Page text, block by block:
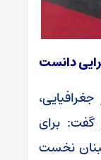
دانست
گفت: برای
نخست